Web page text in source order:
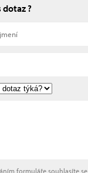
dotaz ?
formuláře souhlasíte se